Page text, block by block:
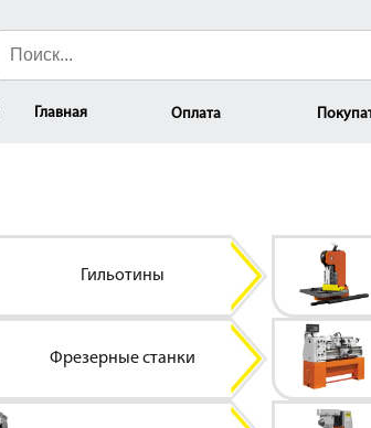
Главная Оплата
Гильотины
Фрезерные станки